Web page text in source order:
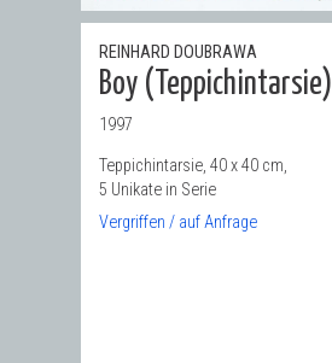
REINHARD DOUBRAWA
Boy (Teppichintarsie)
1997
Teppichintarsie, 40 x 40 cm,
5 Unikate in Serie
Vergriffen / auf Anfrage